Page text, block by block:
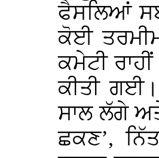
ਫੈਸਲਿਆਂ
ਕੋਈ
ਕਮੇਟੀ
ਕੀਤੀ
ਸਾਲ ਲੱਗੇ
ਛਕਣ’,